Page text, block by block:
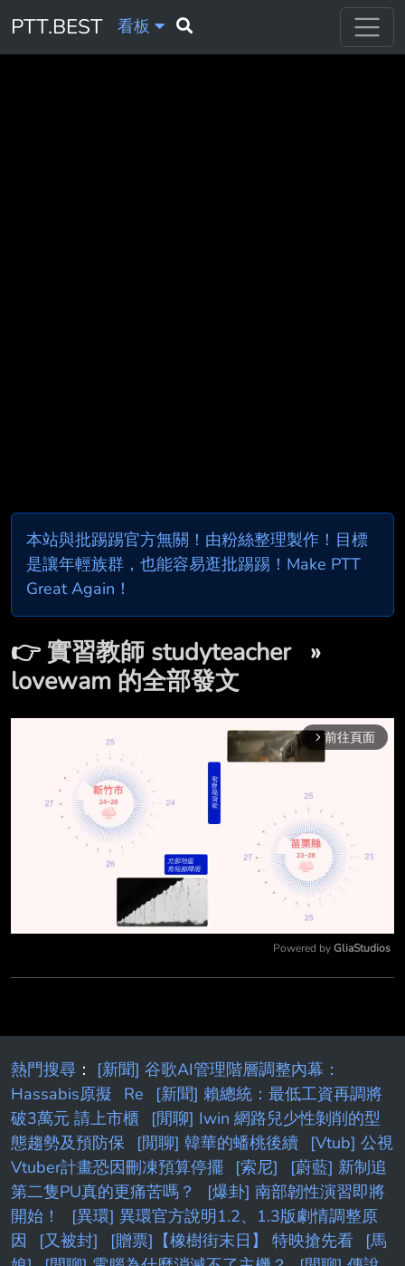
PTT.BEST 看板
本站與批踢踢官方無關！由粉絲整理製作！目標
是讓年輕族群，也能容易逛批踢踢！Make PTT
Great Again！
👉實習教師 studyteacher »
lovewam 的全部發文
arrow_forward_ios 前往頁面
Powered by GliaStudios
熱門搜尋 ： [新聞] 谷歌AI管理階層調整內幕：
Hassabis原擬
Re
[新聞] 賴總統：最低工資再調將
破3萬元 請上市櫃
[閒聊] Iwin 網路兒少性剝削的型
態趨勢及預防保
[閒聊] 韓華的蟠桃後續
[Vtub] 公視
Vtuber計畫恐因刪凍預算停擺
[索尼]
[蔚藍] 新制追
第二隻PU真的更痛苦嗎？
[爆卦] 南部韌性演習即將
開始！
[異環] 異環官方說明1.2、1.3版劇情調整原
因
[又被封] [贈票]【橡樹街末日】 特映搶先看
[馬